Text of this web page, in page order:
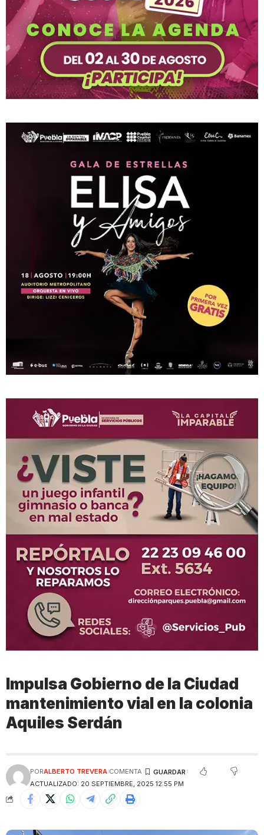
Impulsa Gobierno de la Ciudad
mantenimiento vial en la colonia
Aquiles Serdán
ACTUALIZADO: 20 SEPTIEMBRE, 2025 12:55 PM
PORALBERTO TREVERA COMENTA